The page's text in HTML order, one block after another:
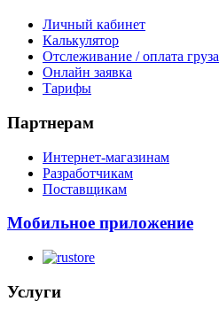
Личный кабинет
Калькулятор
Отслеживание / оплата груза
Онлайн заявка
Тарифы
Партнерам
Интернет-магазинам
Разработчикам
Поставщикам
Мобильное приложение
Услуги